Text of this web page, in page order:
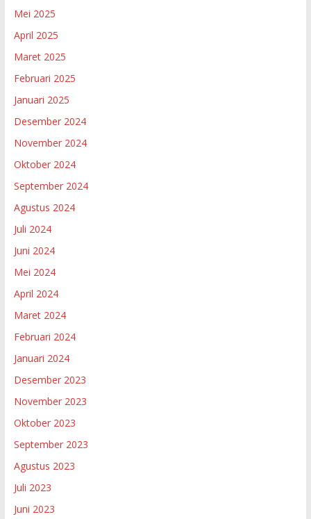
Mei 2025
April 2025
Maret 2025
Februari 2025
Januari 2025
Desember 2024
November 2024
Oktober 2024
September 2024
Agustus 2024
Juli 2024
Juni 2024
Mei 2024
April 2024
Maret 2024
Februari 2024
Januari 2024
Desember 2023
November 2023
Oktober 2023
September 2023
Agustus 2023
Juli 2023
Juni 2023